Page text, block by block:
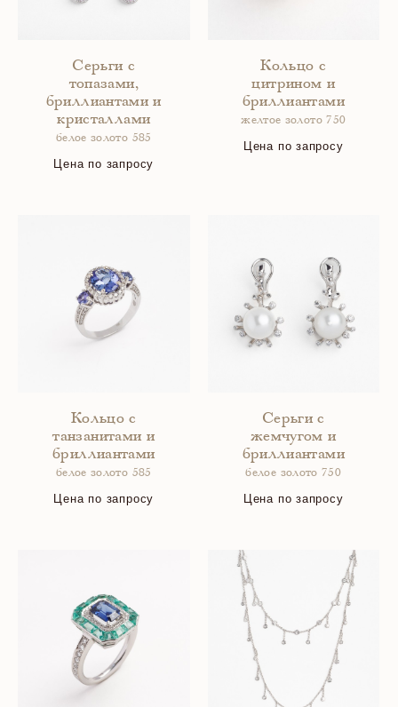
Серьги с
топазами,
бриллиантами и
кристаллами
белое золото 585
Цена по запросу
Кольцо с
цитрином и
бриллиантами
желтое золото 750
Цена по запросу
Кольцо с
танзанитами и
бриллиантами
белое золото 585
Цена по запросу
Серьги с
жемчугом и
бриллиантами
белое золото 750
Цена по запросу